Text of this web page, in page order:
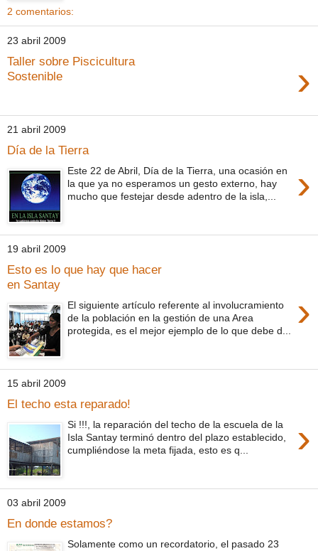
2 comentarios:
23 abril 2009
Taller sobre Piscicultura
Sostenible
›
21 abril 2009
Día de la Tierra
›
Este 22 de Abril, Día de la Tierra, una ocasión en
la que ya no esperamos un gesto externo, hay
mucho que festejar desde adentro de la isla,...
19 abril 2009
Esto es lo que hay que hacer
en Santay
›
El siguiente artículo referente al involucramiento
de la población en la gestión de una Area
protegida, es el mejor ejemplo de lo que debe d...
15 abril 2009
El techo esta reparado!
›
Si !!!, la reparación del techo de la escuela de la
Isla Santay terminó dentro del plazo establecido,
cumpliéndose la meta fijada, esto es q...
03 abril 2009
En donde estamos?
Solamente como un recordatorio, el pasado 23